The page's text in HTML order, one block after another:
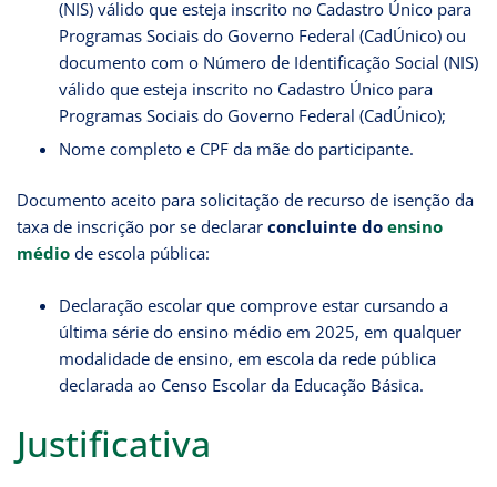
(NIS) válido que esteja inscrito no Cadastro Único para
Programas Sociais do Governo Federal (CadÚnico) ou
documento com o Número de Identificação Social (NIS)
válido que esteja inscrito no Cadastro Único para
Programas Sociais do Governo Federal (CadÚnico);
Nome completo e CPF da mãe do participante.
Documento aceito para solicitação de recurso de isenção da
taxa de inscrição por se declarar concluinte do ensino
médio de escola pública:
Declaração escolar que comprove estar cursando a
última série do ensino médio em 2025, em qualquer
modalidade de ensino, em escola da rede pública
declarada ao Censo Escolar da Educação Básica.
Justificativa